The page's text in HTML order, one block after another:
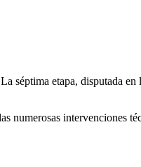
séptima etapa, disputada
numerosas intervenciones